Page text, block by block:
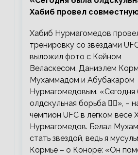
Хабиб провел
Хабиб Нурмагомедов
тренировку со звездами
выложил фото с Кейном
Веласкесом, Даниэлем
Мухаммадом и Абубакаром
Нурмагомедовым. «Сегодня
олдскульная борьба 🤼‍♂️», –
чемпион UFC в легком весе
Нурмагомедов. Белал
стать звездой, ведь я
Кормье – о Коноре: «Он